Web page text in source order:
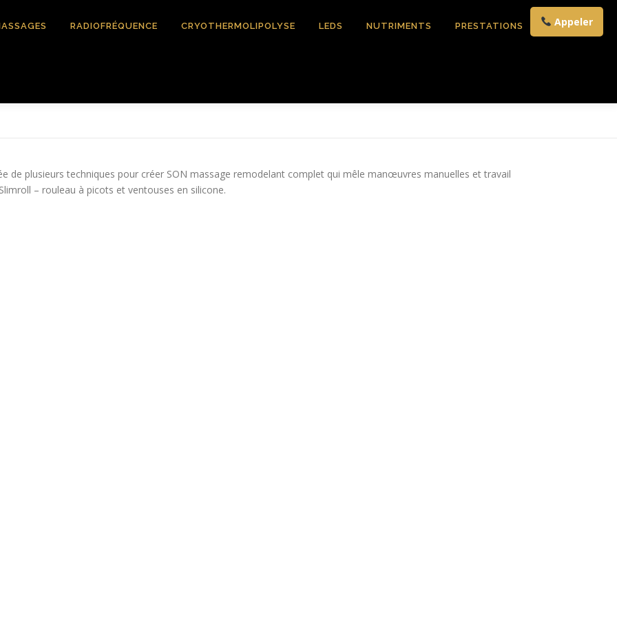
Appeler
RADIOFRÉQUENCE CRYOTHERMOLIPOLYSE LEDS NUTRIMENTS PRESTATIONS CONTACT
de plusieurs techniques pour créer SON massage remodelant complet qui mêle manœuvres manuelles et travail
– rouleau à picots et ventouses en silicone.